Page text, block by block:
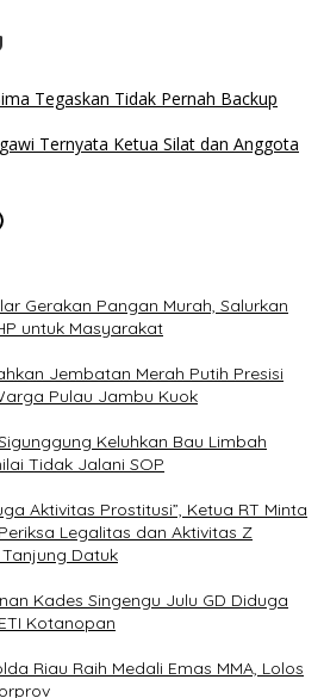
Tegaskan Tidak Pernah Backup
Ternyata Ketua Silat dan Anggota
Gerakan Pangan Murah, Salurkan
untuk Masyarakat
Jembatan Merah Putih Presisi
Pulau Jambu Kuok
Keluhkan Bau Limbah
Tidak Jalani SOP
Aktivitas Prostitusi”, Ketua RT Minta
Legalitas dan Aktivitas Z
Datuk
Kades Singengu Julu GD Diduga
Kotanopan
Riau Raih Medali Emas MMA, Lolos